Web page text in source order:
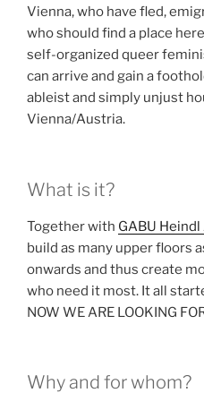
Vienna, who have fled,
who should find a place
self-organized queer
can arrive and gain a
ableist and simply unjust
Vienna/Austria.
What is it?
Together with GABU
build as many upper floors
onwards and thus create
who need it most. It all
NOW WE ARE LOOKING
Why and for whom?